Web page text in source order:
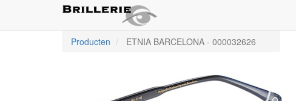
Producten ETNIA BARCELONA - 000032626